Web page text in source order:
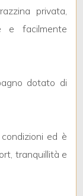
privata,
e facilmente
dotato di
ed è
tranquillità e